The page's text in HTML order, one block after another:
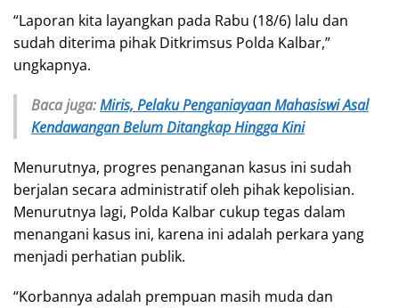
“Laporan kita layangkan pada Rabu (18/6) lalu dan
sudah diterima pihak Ditkrimsus Polda Kalbar,”
ungkapnya.
Baca juga:Miris, Pelaku Penganiayaan Mahasiswi Asal
Kendawangan Belum Ditangkap Hingga Kini
Menurutnya, progres penanganan kasus ini sudah
berjalan secara administratif oleh pihak kepolisian.
Menurutnya lagi, Polda Kalbar cukup tegas dalam
menangani kasus ini, karena ini adalah perkara yang
menjadi perhatian publik.
“Korbannya adalah prempuan masih muda dan